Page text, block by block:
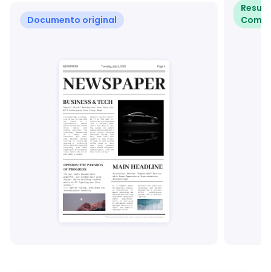
Documento original